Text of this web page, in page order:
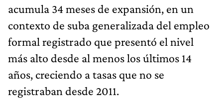
acumula 34 meses de expansión, en un
contexto de suba generalizada del empleo
formal registrado que presentó el nivel
más alto desde al menos los últimos 14
años, creciendo a tasas que no se
registraban desde 2011.